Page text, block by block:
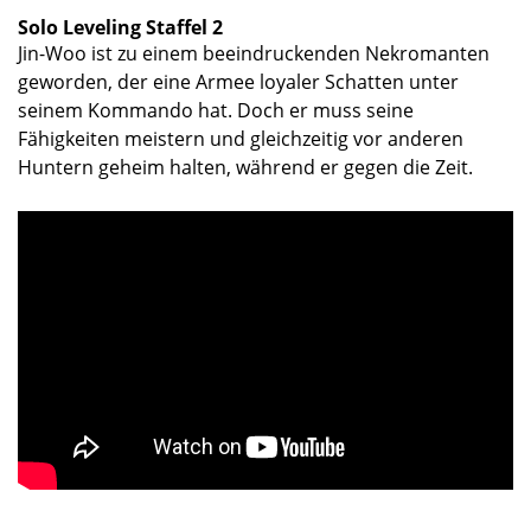
Solo Leveling Staffel 2
Jin-Woo ist zu einem beeindruckenden Nekromanten
geworden, der eine Armee loyaler Schatten unter
seinem Kommando hat. Doch er muss seine
Fähigkeiten meistern und gleichzeitig vor anderen
Huntern geheim halten, während er gegen die Zeit.